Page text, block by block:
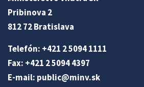
Pribinova 2
812 72 Bratislava
Telefón: +421 2 5094 1111
Fax: +421 2 5094 4397
E-mail: public@minv.sk